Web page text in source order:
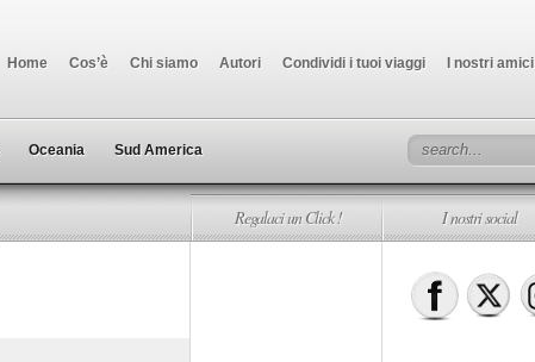
Home Cos’è Chi siamo Autori Condividi i tuoi viaggi I nostri amici
Oceania Sud America
Regalaci un Click ! I nostri social